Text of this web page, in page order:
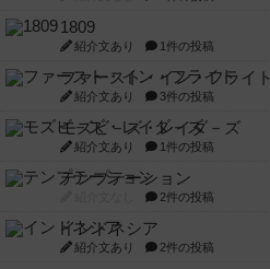
1809
紹介文あり 1件の投稿
ファースト・イン・フライト
紹介文あり 3件の投稿
モズビ－ズ・レイダ－ズ
紹介文あり 1件の投稿
テンプテーション
2件の投稿
インドネシア
紹介文あり 2件の投稿